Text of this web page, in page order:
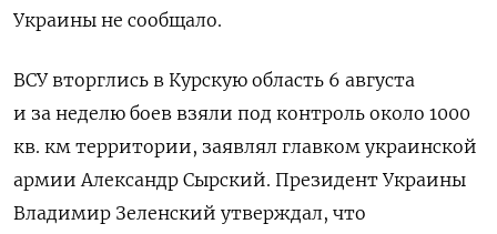
Украины не сообщало.
ВСУ вторглись в Курскую область 6 августа
и за неделю боев взяли под контроль около 1000
кв. км территории, заявлял главком украинской
армии Александр Сырский. Президент Украины
Владимир Зеленский утверждал, что